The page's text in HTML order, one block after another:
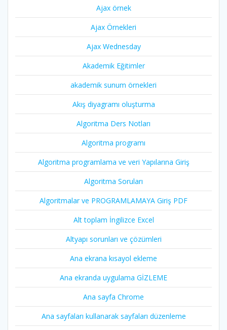
Ajax örnek
Ajax Örnekleri
Ajax Wednesday
Akademik Eğitimler
akademik sunum örnekleri
Akış diyagramı oluşturma
Algoritma Ders Notları
Algoritma programı
Algoritma programlama ve veri Yapılarına Giriş
Algoritma Soruları
Algoritmalar ve PROGRAMLAMAYA Giriş PDF
Alt toplam İngilizce Excel
Altyapı sorunları ve çözümleri
Ana ekrana kısayol ekleme
Ana ekranda uygulama GİZLEME
Ana sayfa Chrome
Ana sayfaları kullanarak sayfaları düzenleme